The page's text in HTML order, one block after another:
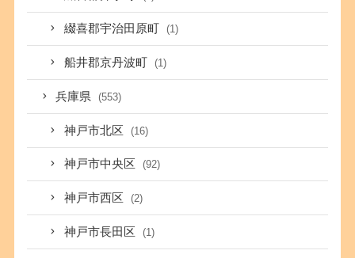
綴喜郡宇治田原町 (1)
船井郡京丹波町 (1)
兵庫県 (553)
神戸市北区 (16)
神戸市中央区 (92)
神戸市西区 (2)
神戸市長田区 (1)